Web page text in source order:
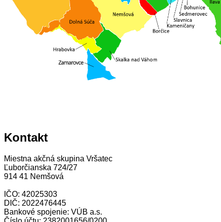
Kontakt
Miestna akčná skupina Vršatec
Ľuborčianska 724/27
914 41 Nemšová
IČO: 42025303
DIČ: 2022476445
Bankové spojenie: VÚB a.s.